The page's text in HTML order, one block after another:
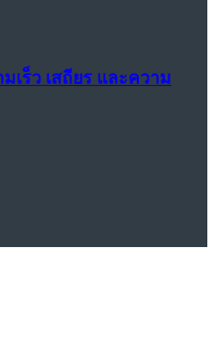
เร็ว เสถียร และความ